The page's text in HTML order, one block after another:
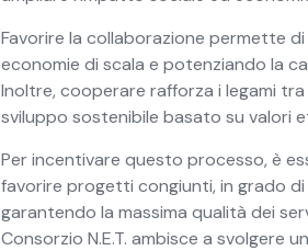
Favorire la collaborazione permette
economie di scala e potenziando la
Inoltre, cooperare rafforza i legami
sviluppo sostenibile basato su valori
Per incentivare questo processo, è
favorire progetti congiunti, in grado
garantendo la massima qualità dei
Consorzio N.E.T. ambisce a svolgere